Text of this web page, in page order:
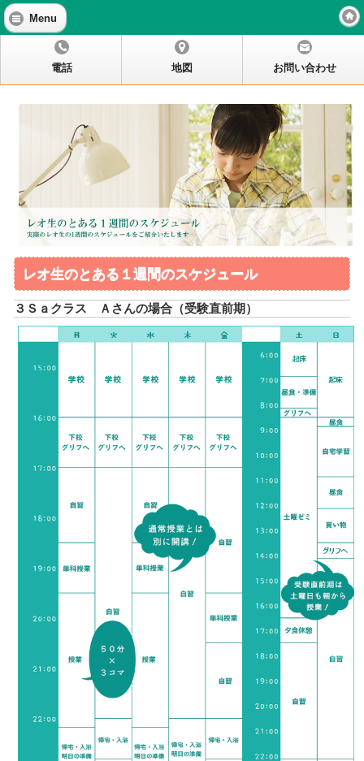
Menu
電話 地図 お問い合わせ
レオ生のとある１週間のスケジュール
３Ｓａクラス Ａさんの場合（受験直前期）